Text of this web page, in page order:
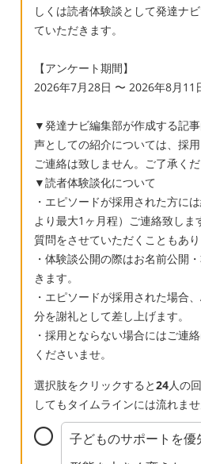
しくは読者体験談として発達ナ
ていただきます。
【アンケート期間】
2026年7月28日 〜 2026年8月11
▼発達ナビ編集部が作成する記
声としての紹介については、採
ご連絡は致しません。ご了承くだ
▼読者体験談化について
・エピソードが採用された方に
より最大1ヶ月程）ご連絡致し
質問をさせていただくこともあり
・体験談公開の際はお名前公開
きます。
・エピソードが採用された場合
分を謝礼として差し上げます。
・採用とならない場合にはご連
くださいませ。
選択肢をクリックすると24人の
してもタイムラインには流れま
子どものサポートを